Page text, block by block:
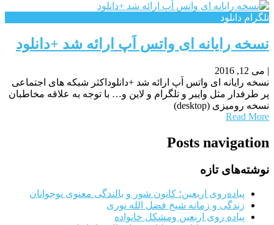
تلگرام دانلود
نسخه رایانه ای واتس اَپ ارائه شد +دانلود
| می 12, 2016
نسخه رایانه ای واتس اَپ ارائه شد +دانلوداکثر شبکه های اجتماعی
پر طرفدار مثل وایبر و تلگرام و لاین و… با توجه به علاقه مخاطبان
نسخه رومیزی (desktop)
Read More
Posts navigation
نوشته‌های تازه
پیاده‌روی اربعین؛ کانون شور و بالندگی معنوی نوجوانان
زندگی و زمانه شیخ فضل الله نوری
پیاده روی اربعین ومشکل خانواده